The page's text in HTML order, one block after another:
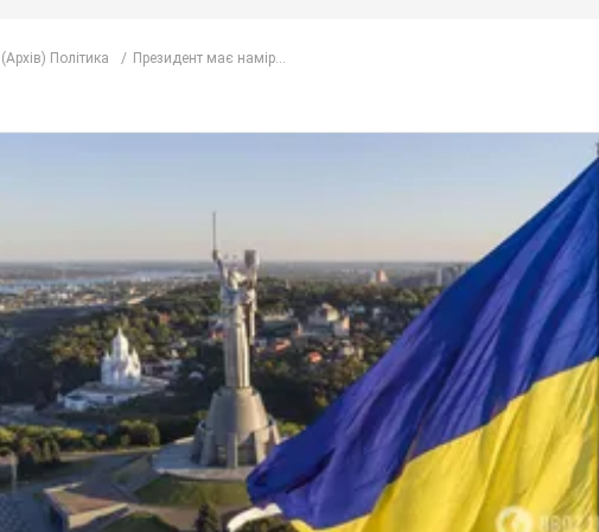
Ми в Telegram! Підписуйся! Читай тільки найкраще!
Підписатись
(Архів) Політика Президент має намір...